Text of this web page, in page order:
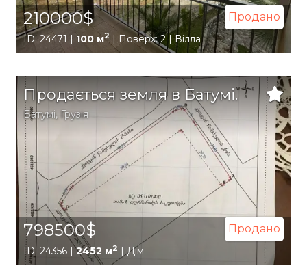
210000$ Продано
ID: 24471 | 100 м2 | Поверх: 2 | Вілла
Продається земля в Батумі.
Батумі, Грузія
798500$ Продано
ID: 24356 |2452 м2 | Дім